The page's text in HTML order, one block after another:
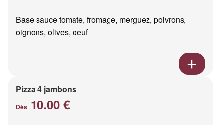
Base sauce tomate, fromage, merguez, poivrons,
oignons, olives, oeuf
Pizza 4 jambons
Dès 10.00 €